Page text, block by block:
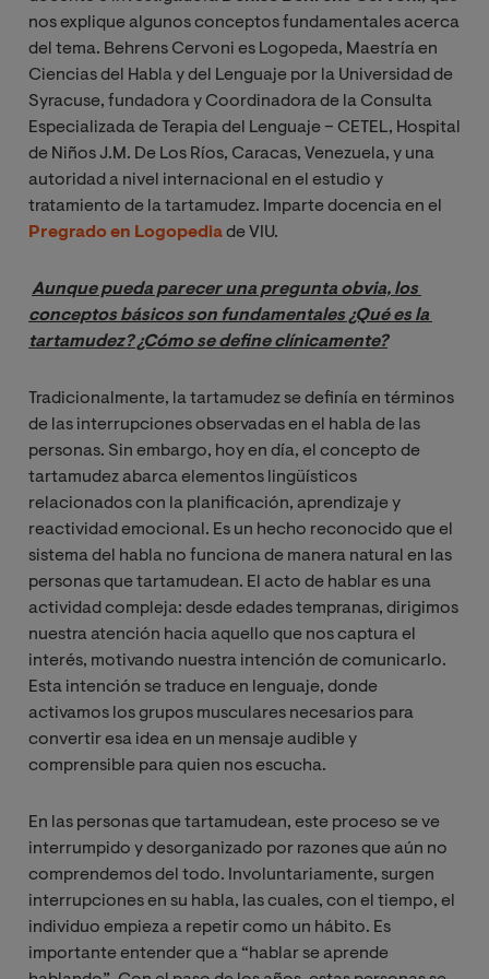
nos explique algunos conceptos fundamentales acerca
del tema. Behrens Cervoni es Logopeda, Maestría en
Ciencias del Habla y del Lenguaje por la Universidad de
Syracuse, fundadora y Coordinadora de la Consulta
Especializada de Terapia del Lenguaje – CETEL, Hospital
de Niños J.M. De Los Ríos, Caracas, Venezuela, y una
autoridad a nivel internacional en el estudio y
tratamiento de la tartamudez. Imparte docencia en el
Pregrado en Logopediade VIU.
Aunque pueda parecer una pregunta obvia, los
conceptos básicos son fundamentales ¿Qué es la
tartamudez? ¿Cómo se define clínicamente?
Tradicionalmente, la tartamudez se definía en términos
de las interrupciones observadas en el habla de las
personas. Sin embargo, hoy en día, el concepto de
tartamudez abarca elementos lingüísticos
relacionados con la planificación, aprendizaje y
reactividad emocional. Es un hecho reconocido que el
sistema del habla no funciona de manera natural en las
personas que tartamudean. El acto de hablar es una
actividad compleja: desde edades tempranas, dirigimos
nuestra atención hacia aquello que nos captura el
interés, motivando nuestra intención de comunicarlo.
Esta intención se traduce en lenguaje, donde
activamos los grupos musculares necesarios para
convertir esa idea en un mensaje audible y
comprensible para quien nos escucha.
En las personas que tartamudean, este proceso se ve
interrumpido y desorganizado por razones que aún no
comprendemos del todo. Involuntariamente, surgen
interrupciones en su habla, las cuales, con el tiempo, el
individuo empieza a repetir como un hábito. Es
importante entender que a “hablar se aprende